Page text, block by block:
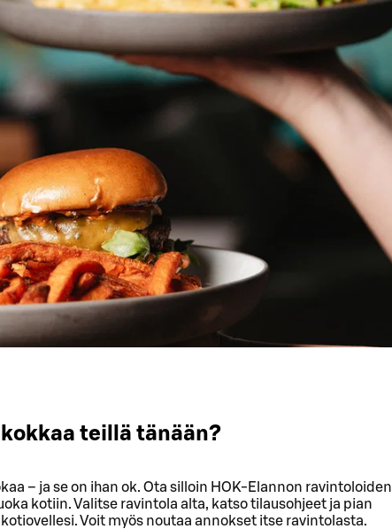
teillä tänään?
– ja se on ihan ok. Ota silloin HOK-Elannon ravintoloiden
kotiin. Valitse ravintola alta, katso tilausohjeet ja pian
Voit myös noutaa annokset itse ravintolasta.